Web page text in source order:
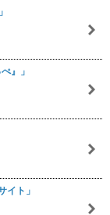
』」
ト」